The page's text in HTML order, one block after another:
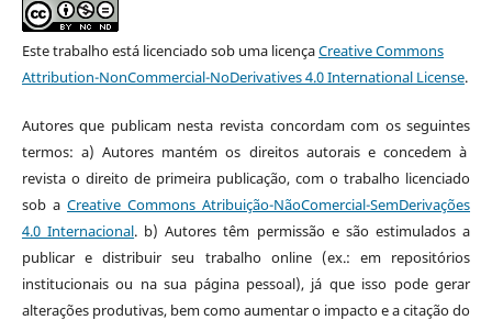
Este trabalho está licenciado sob uma licençaCreative Commons
Attribution-NonCommercial-NoDerivatives 4.0 International License.
Autores que publicam nesta revista concordam com os seguintes
termos: a) Autores mantém os direitos autorais e concedem à
revista o direito de primeira publicação, com o trabalho licenciado
sob a Creative Commons Atribuição-NãoComercial-SemDerivações
4.0 Internacional. b) Autores têm permissão e são estimulados a
publicar e distribuir seu trabalho online (ex.: em repositórios
institucionais ou na sua página pessoal), já que isso pode gerar
alterações produtivas, bem como aumentar o impacto e a citação do